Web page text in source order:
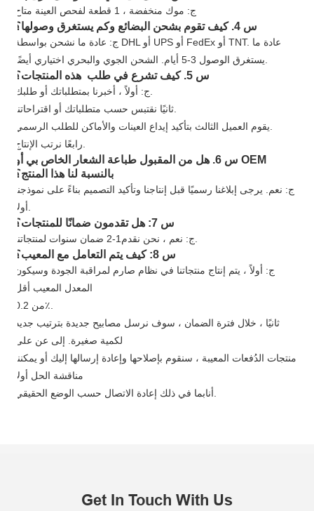
ج: موك منخفضة ، 1 قطعة لفحص العينة متاح
س 4. كيف تقوم بشحن البضائع وكم يستغرق وصولها؟
ج: عادة ما نشحن بواسطة DHL أو UPS أو FedEx أو TNT. عادة ما
س 5. كيف تشرع في طلب هذه المنتجات؟
س 6. هل من المقبول طباعة الشعار الخاص بي أو OEM
بالنسبة لنا هذا المنتج؟
ج: نعم. يرجى إبلاغنا رسميًا قبل إنتاجنا وتأكيد التصميم بناءً على نموذجنا
س 7: هل تقدمون ضمانًا للمنتجات؟
ج: نعم ، نحن نقدم 1
-
2
س 8: كيف يتم التعامل مع المعيب؟
ج: أولاً ، يتم إنتاج منتجاتنا في نظام صارم لمراقبة الجودة وسيكون
من 0.2٪.
ثانيًا ، خلال فترة الضمان ، سوف نرسل مصابيح جديدة بترتيب جديد
منتجات الدُفعات المعيبة ، سنقوم بإصلاحها وإعادة إرسالها إليك أو يمكننا
مناقشة الحل أولاً
أنا
Get In Touch With Us